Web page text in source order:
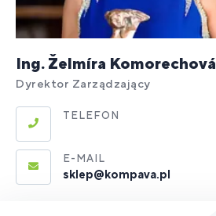
Ing. Želmíra Komorechová
Dyrektor Zarządzający
TELEFON
E-MAIL
sklep@kompava.pl